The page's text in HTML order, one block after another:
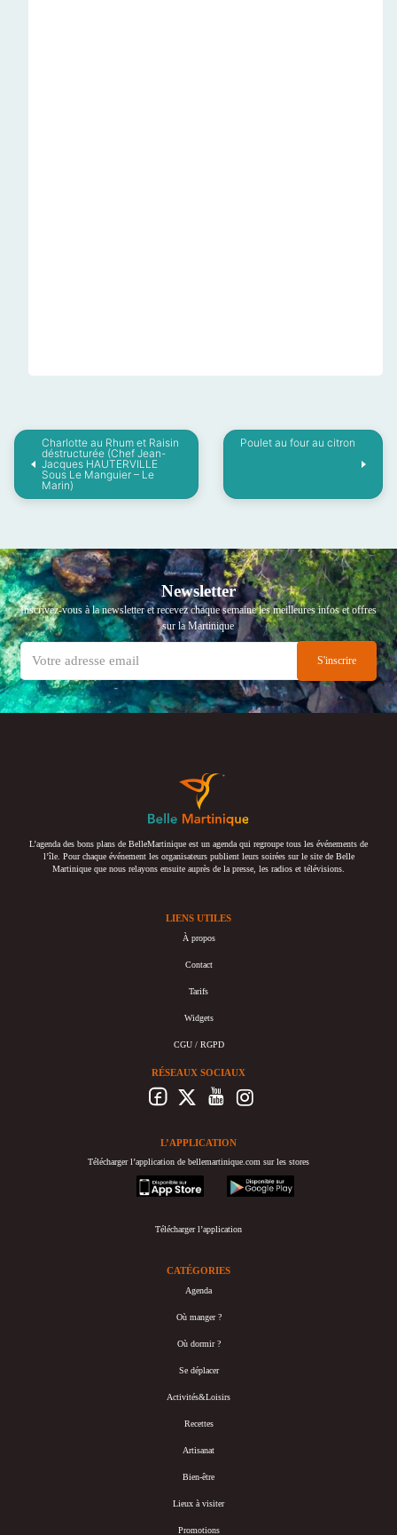
Charlotte au Rhum et Raisin
déstructurée (Chef Jean-
Jacques HAUTERVILLE
Sous Le Manguier – Le
Marin)
Poulet au four au citron
Newsletter
Inscrivez-vous à la newsletter et recevez chaque semaine les meilleures infos et offres
sur la Martinique
L’agenda des bons plans de BelleMartinique est un agenda qui regroupe tous les événements de
l’île. Pour chaque événement les organisateurs publient leurs soirées sur le site de Belle
Martinique que nous relayons ensuite auprès de la presse, les radios et télévisions.
LIENS UTILES
À propos
Contact
Tarifs
Widgets
CGU / RGPD
RÉSEAUX SOCIAUX
L’APPLICATION
Télécharger l’application de bellemartinique.com sur les stores
appstore
googleplay
Télécharger l’application
CATÉGORIES
Agenda
Où manger ?
Où dormir ?
Se déplacer
Activités&Loisirs
Recettes
Artisanat
Bien-être
Lieux à visiter
Promotions